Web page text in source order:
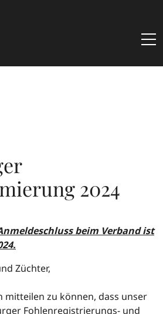
Auktion
2024
beim Verband ist
Züchter,
mitteilen zu können, dass unser
Fohlenregistrierungs- und